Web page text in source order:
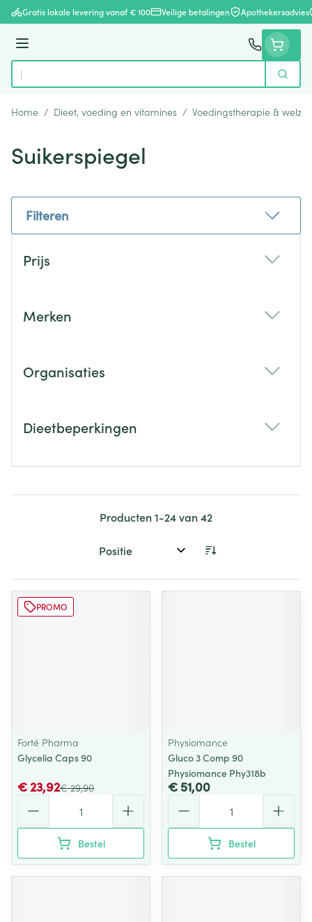
Ga naar de inhoud
Gratis lokale levering vanaf € 100 Veilige betalingen Apothekersadvies
Menu
Product, merk, categorie...
Zoek
Home / Dieet, voeding en vitamines / Voedingstherapie & welzijn
Suikerspiegel
Filteren
Prijs
Merken
Organisaties
Dieetbeperkingen
Producten1-24van42
Sorteer op:
PROMO
Forté Pharma
Glycelia Caps 90
€ 29,90
€ 23,92
Bestel
Physiomance
Gluco 3 Comp 90
Physiomance Phy318b
€ 51,00
Bestel